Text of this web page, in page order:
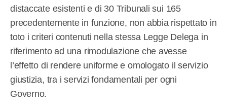
distaccate esistenti e di 30 Tribunali sui 165
precedentemente in funzione, non abbia rispettato in
toto i criteri contenuti nella stessa Legge Delega in
riferimento ad una rimodulazione che avesse
l’effetto di rendere uniforme e omologato il servizio
giustizia, tra i servizi fondamentali per ogni
Governo.